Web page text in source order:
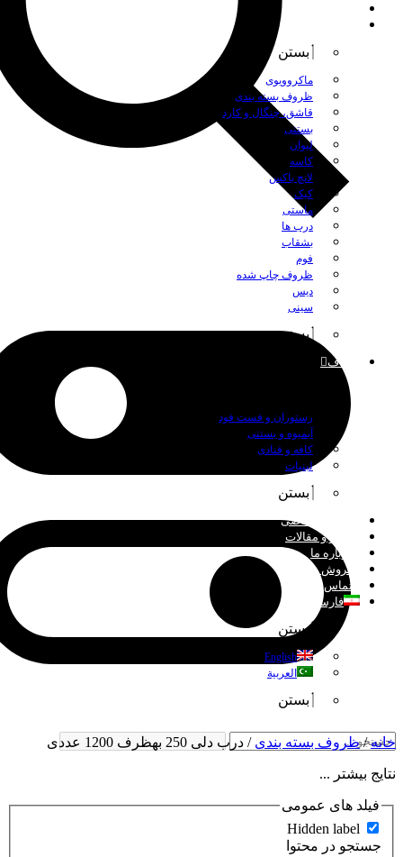
نتایج بیشتر ...
فیلد های عمومی
Hidden label
جستجو در محتوا
بستن
ماکروویوی
ظروف بسته بندی
قاشق، چنگال و کارد
بستنی
لیوان
کاسه
لانچ باکس
کیک
ماستی
درب ها
بشقاب
فوم
ظروف چاپ شده
دیس
سینی
بستن
اصناف
رستوران و فست فود
آبمیوه و بستنی
کافه و قنادی
لبنیات
بستن
چاپ اختصاصی
اخبار و مقالات
درباره ما
فروش عمده
تماس با ما
فارسی
بستن
English
العربية
بستن
خانه/ظروف بسته بندی / درب دلی 250 بهظرف 1200 عددی